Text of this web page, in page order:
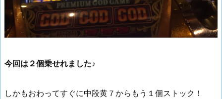
今回は２個乗せれました♪
しかもおわってすぐに中段黄７からもう１個ストック！